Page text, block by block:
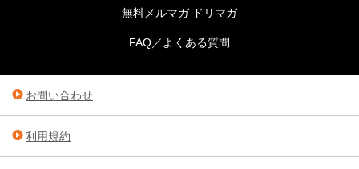
無料メルマガ ドリマガ
FAQ／よくある質問
お問い合わせ
利用規約